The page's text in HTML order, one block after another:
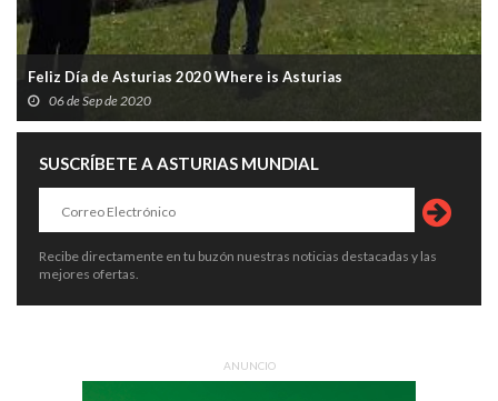
Feliz Día de Asturias 2020 Where is Asturias
06 de Sep de 2020
SUSCRÍBETE A ASTURIAS MUNDIAL
Recibe directamente en tu buzón nuestras noticias destacadas y las
mejores ofertas.
ANUNCIO